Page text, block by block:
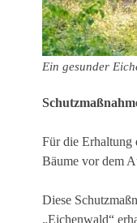
Ein gesunder
Für die Erhaltung
Bäume vor dem
Diese
„Eichenwald“